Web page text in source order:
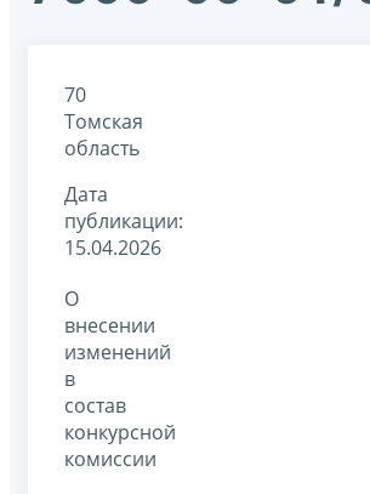
70
Томская
область
Дата
публикации:
15.04.2026
О
внесении
изменений
в
состав
конкурсной
комиссии